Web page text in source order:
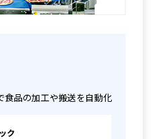
食品の加工や搬送を自動化
ク